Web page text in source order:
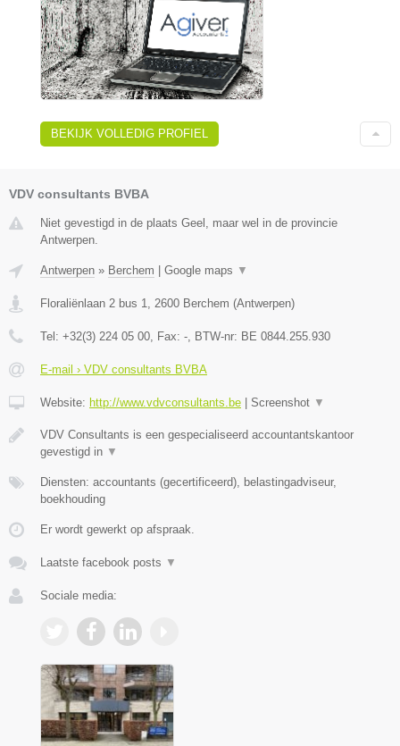
BEKIJK VOLLEDIG PROFIEL
VDV consultants BVBA
Niet gevestigd in de plaats Geel, maar wel in de provincie
Antwerpen.
Antwerpen » Berchem | Google maps ▼
Floraliënlaan 2 bus 1 2600 Berchem (Antwerpen)
Tel: +32(3) 224 05 00 , Fax: - , BTW-nr: BE 0844.255.930
E-mail › VDV consultants BVBA
Website: http://www.vdvconsultants.be | Screenshot ▼
VDV Consultants is een gespecialiseerd accountantskantoor
gevestigd in ▼
Diensten: accountants (gecertificeerd), belastingadviseur,
boekhouding
Er wordt gewerkt op afspraak.
Laatste facebook posts ▼
Sociale media: